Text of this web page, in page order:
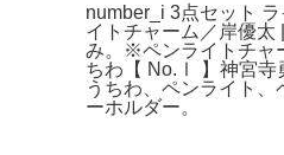
number_i 3点セット
イトチャーム／岸優太
み。※ペンライトチャ
ちわ【 No.Ⅰ 】神宮寺
うちわ、ペンライト
ーホルダー。